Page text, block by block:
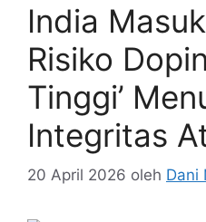
India
Risiko
Tinggi’
Integritas
20 April 2026 oleh Dani